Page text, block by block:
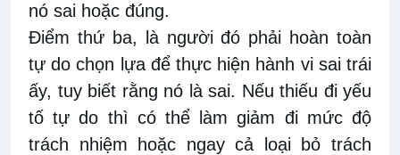
nó sai hoặc đúng.
Điểm thứ ba, là người đó phải hoàn toàn
tự do chọn lựa để thực hiện hành vi sai trái
ấy, tuy biết rằng nó là sai. Nếu thiếu đi yếu
tố tự do thì có thể làm giảm đi mức độ
trách nhiệm hoặc ngay cả loại bỏ trách